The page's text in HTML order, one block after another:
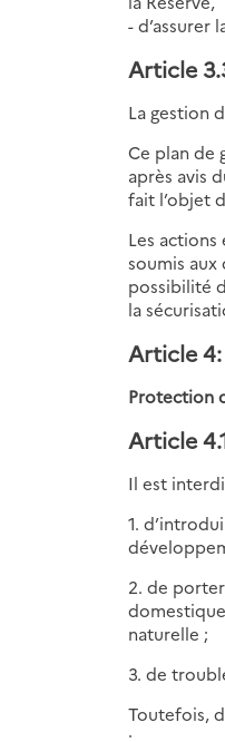
- d’assurer
Article
La gestion
Ce plan de
après avis
fait l’objet
Les
soumis aux
possibilité
la
Article
Protection
Article
Il est
1.
2. de
naturelle ;
3. de
Toutefois,
: